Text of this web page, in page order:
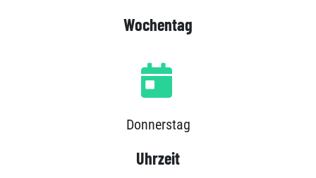
Wochentag
Donnerstag
Uhrzeit